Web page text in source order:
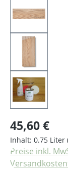
Regulärer Preis:
45,60 €
Inhalt: 0.75 Liter
Preise inkl.